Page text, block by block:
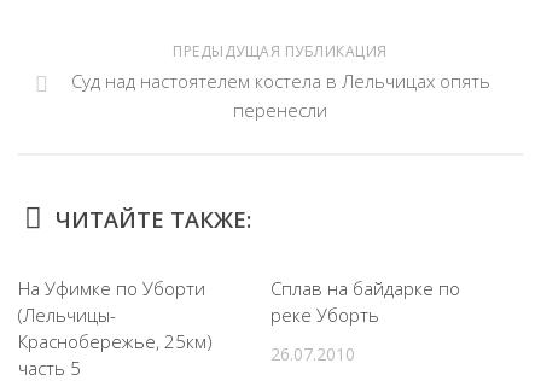
ПРЕДЫДУЩАЯ ПУБЛИКАЦИЯ
Суд над настоятелем костела в Лельчицах опять
перенесли
ЧИТАЙТЕ ТАКЖЕ:
На Уфимке по Уборти
(Лельчицы-
Краснобережье, 25км)
часть 5
Сплав на байдарке по
реке Уборть
26.07.2010